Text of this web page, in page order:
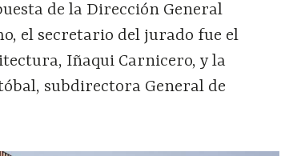
de la Dirección General
el secretario del jurado fue el
Iñaqui Carnicero, y la
subdirectora General de